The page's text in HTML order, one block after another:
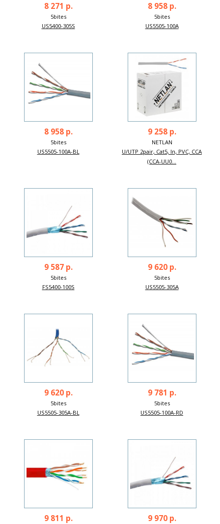
8 271 р.
5bites
US5400-305S
8 958 р.
5bites
US5505-100A
8 958 р.
5bites
US5505-100A-BL
9 258 р.
NETLAN
U/UTP 2pair, Cat5, In, PVC, CCA
(CCA-UU0...
9 587 р.
5bites
FS5400-100S
9 620 р.
5bites
US5505-305A
9 620 р.
5bites
US5505-305A-BL
9 781 р.
5bites
US5505-100A-RD
9 811 р. 9 970 р.